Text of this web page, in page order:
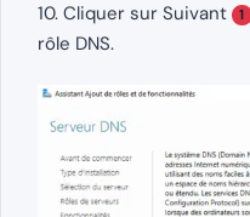
10. Cliquer sur Suivant 1
rôle DNS.